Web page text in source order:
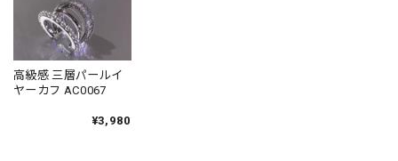
高級感 三層パールイ
ヤーカフ AC0067
¥3,980